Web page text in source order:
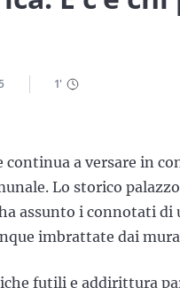
1'
a versare in
Lo storico
assunto i connotati di
imbrattate dai
futili e addirittura